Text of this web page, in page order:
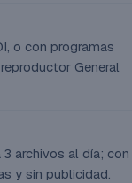
o con programas
General
archivos al día; con
y sin publicidad.